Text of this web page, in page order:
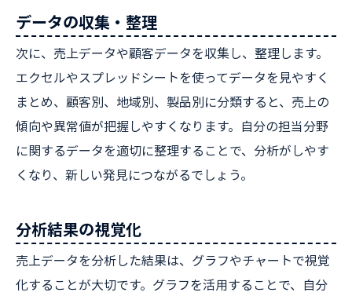
データの収集・整理
次に、売上データや顧客データを収集し、整理します。
エクセルやスプレッドシートを使ってデータを見やすく
まとめ、顧客別、地域別、製品別に分類すると、売上の
傾向や異常値が把握しやすくなります。自分の担当分野
に関するデータを適切に整理することで、分析がしやす
くなり、新しい発見につながるでしょう。
分析結果の視覚化
売上データを分析した結果は、グラフやチャートで視覚
化することが大切です。グラフを活用することで、自分